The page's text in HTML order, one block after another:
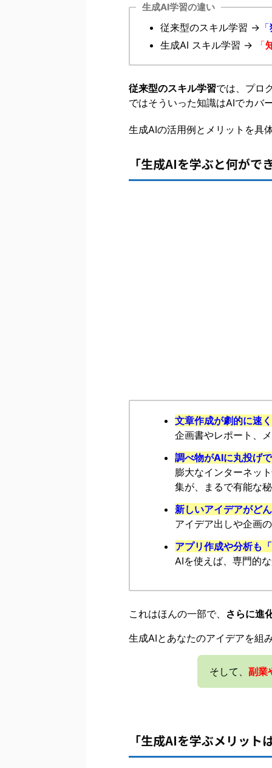
生成AI学習の違い
従来型のスキル学習 → 「
生成AI スキル学習 →
「
従来型のスキル学習では、プロ
ではそういった知識はAIでカバー
生成AIの活用例とメリットを具
「生成AIを学ぶと何が
文章作成が劇的に速く
企画書やレポート、
調べ物がAIに丸投げで
膨大なインターネッ
集が、まるで有能な
新しいアイデアがど
アイデア出しや企画
アプリ作成や分析も
AIを使えば、専門的
これはほんの一部で、 さらに進
生成AIとあなたのアイデアを組
そして、 副業
「生成AIを学ぶメリット